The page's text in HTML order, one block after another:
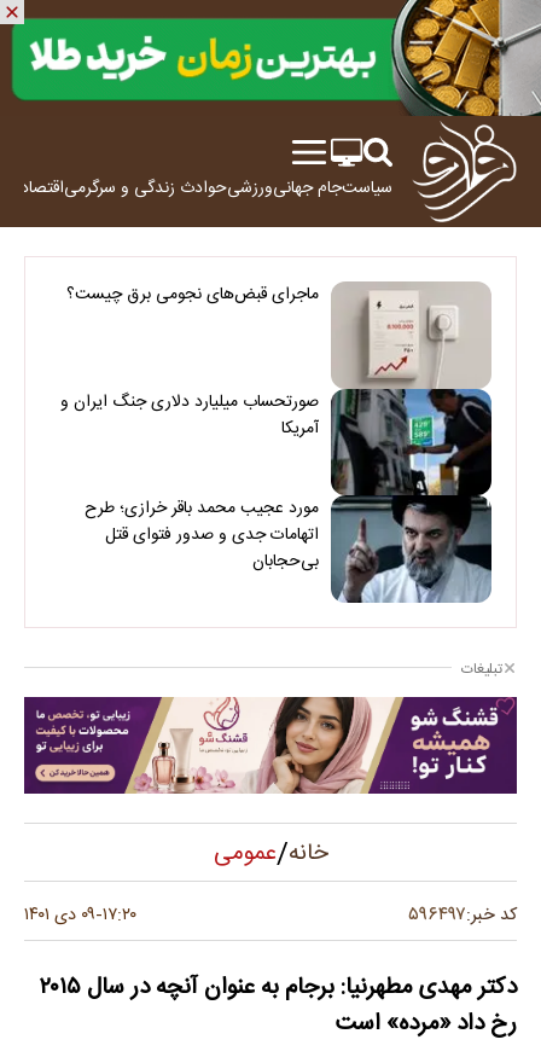
سیاستجام جهانیورزشیحوادث زندگی و سرگرمیاقتصاد
ماجرای قبض‌های نجومی برق چیست؟
صورتحساب میلیارد دلاری جنگ ایران و
آمریکا
مورد عجیب محمد باقر خرازی؛ طرح
اتهامات جدی و صدور فتوای قتل
بی‌حجابان
تبلیغات
خانه/عمومی
کد خبر:۵۹۶۴۹۷ ۱۷:۲۰-۰۹ دی ۱۴۰۱
دکتر مهدی مطهرنیا: برجام به عنوان آنچه در سال ۲۰۱۵
رخ داد «مرده» است